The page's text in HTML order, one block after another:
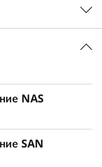
Модель
NAS
SAN